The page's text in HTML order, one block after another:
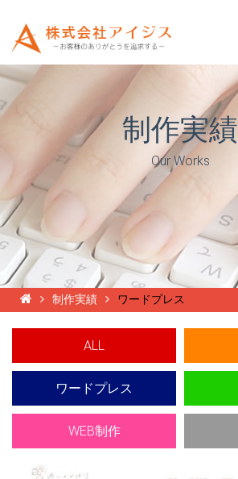
制作実績
Our Works
制作実績 ワードプレス
ALL
ワードプレス
WEB制作